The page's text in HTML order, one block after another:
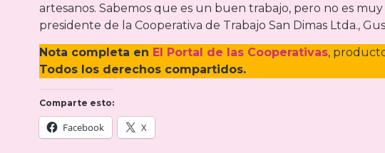
artesanos. Sabemos que es un buen trabajo, pero no es
presidente de la Cooperativa de Trabajo San Dimas Ltda.,
Nota completa en El Portal de las Cooperativas,
Todos los derechos compartidos.
Comparte esto:
Facebook X